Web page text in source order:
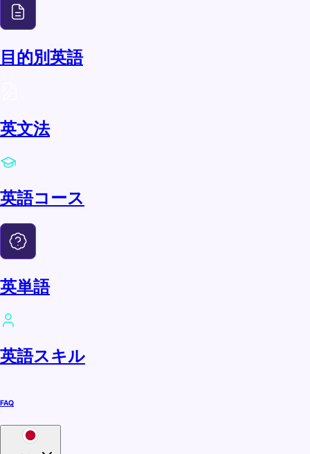
目的別英語
英文法
英語コース
英単語
英語スキル
FAQ